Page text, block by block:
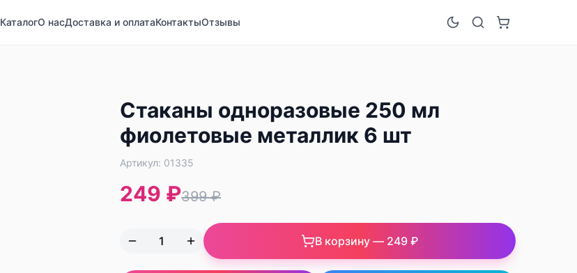
КаталогО насДоставка и оплатаКонтактыОтзывы
Стаканы одноразовые 250 мл
фиолетовые металлик 6 шт
Артикул: 01335
249 ₽399 ₽
В корзину — 249 ₽